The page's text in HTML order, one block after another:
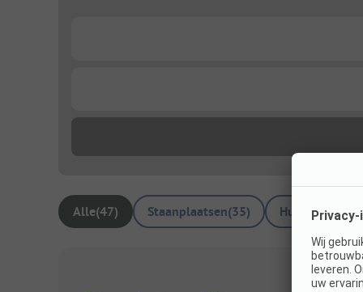
Alle(47) Staanplaatsen(35)